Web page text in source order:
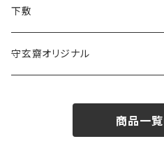
菊壽堂
唐筆
長栄堂
菊壽堂
1.75×7.5
1.75×7.5
下敷
守玄齋オリジナル
商品一